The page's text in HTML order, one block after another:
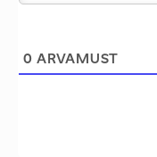
0 ARVAMUST